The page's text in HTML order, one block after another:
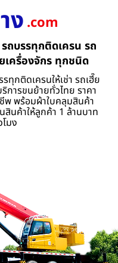
ง .com
รถบรรทุกติดเครน รถ
เครื่องจักร ทุกชนิด
ทุกติดเครนให้เช่า รถเฮี๊ย
การขนย้ายทั่วไทย ราคา
พ พร้อมผ้าใบคลุมสินค้า
สินค้าให้ลูกค้า 1 ล้านบาท
มง